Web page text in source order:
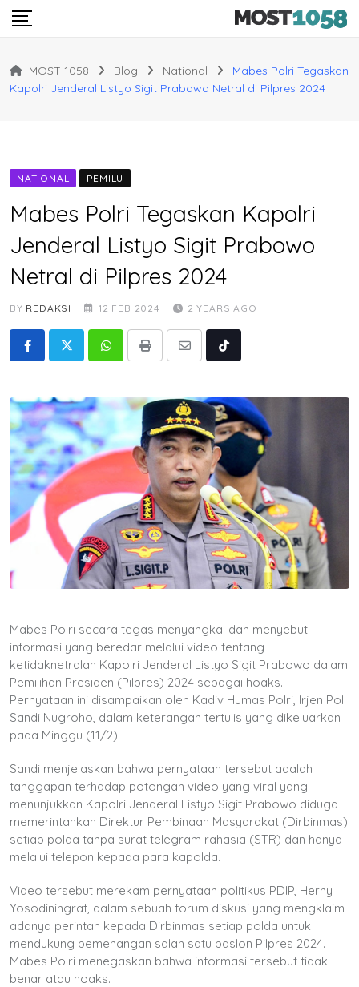
Skip
MOST 1058 Blog National
Mabes Polri Tegaskan
Kapolri Jenderal Listyo Sigit Prabowo Netral di Pilpres 2024
NATIONAL PEMILU
Mabes Polri Tegaskan Kapolri
Jenderal Listyo Sigit Prabowo
Netral di Pilpres 2024
BY REDAKSI 12 FEB 2024 2 YEARS AGO
WhatsappPrint
Share
Tiktok
Mabes Polri secara tegas menyangkal dan menyebut
informasi yang beredar melalui video tentang
ketidaknetralan Kapolri Jenderal Listyo Sigit Prabowo dalam
Pemilihan Presiden (Pilpres) 2024 sebagai hoaks.
Pernyataan ini disampaikan oleh Kadiv Humas Polri, Irjen Pol
Sandi Nugroho, dalam keterangan tertulis yang dikeluarkan
pada Minggu (11/2).
Sandi menjelaskan bahwa pernyataan tersebut adalah
tanggapan terhadap potongan video yang viral yang
menunjukkan Kapolri Jenderal Listyo Sigit Prabowo diduga
memerintahkan Direktur Pembinaan Masyarakat (Dirbinmas)
setiap polda tanpa surat telegram rahasia (STR) dan hanya
melalui telepon kepada para kapolda.
Video tersebut merekam pernyataan politikus PDIP, Herny
Yosodiningrat, dalam sebuah forum diskusi yang mengklaim
adanya perintah kepada Dirbinmas setiap polda untuk
mendukung pemenangan salah satu paslon Pilpres 2024.
Mabes Polri menegaskan bahwa informasi tersebut tidak
benar atau hoaks.